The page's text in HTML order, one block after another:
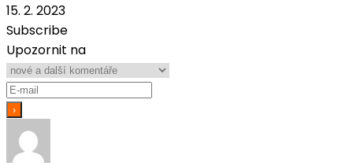
15. 2. 2023
Subscribe
Upozornit na